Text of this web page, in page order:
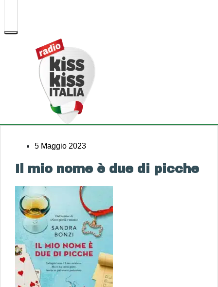
5 Maggio 2023
Il mio nome è due di picche